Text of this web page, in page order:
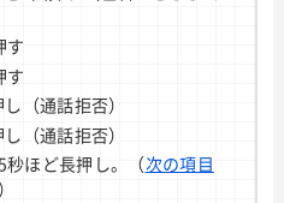
す
す
（通話拒否）
（通話拒否）
秒ほど長押し。（次の項目